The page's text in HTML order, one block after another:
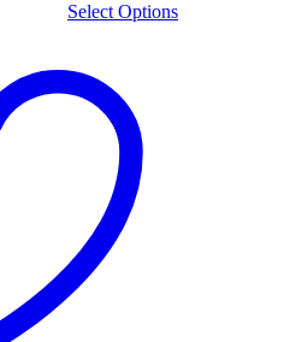
Select Options